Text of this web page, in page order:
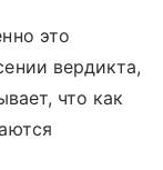
это
вердикта,
что как